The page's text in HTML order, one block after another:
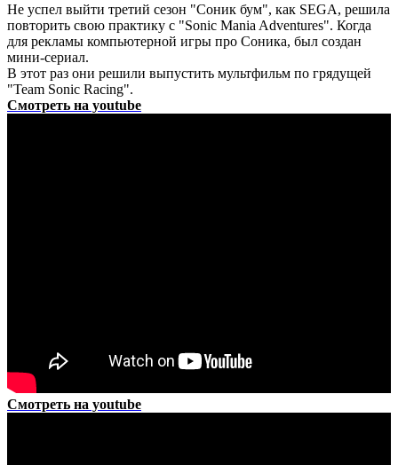
Не успел выйти третий сезон "Соник бум", как SEGA, решила
повторить свою практику с "Sonic Mania Adventures". Когда
для рекламы компьютерной игры про Соника, был создан
мини-сериал.
В этот раз они решили выпустить мультфильм по грядущей
"Team Sonic Racing".
Смотреть на youtube
Смотреть на youtube